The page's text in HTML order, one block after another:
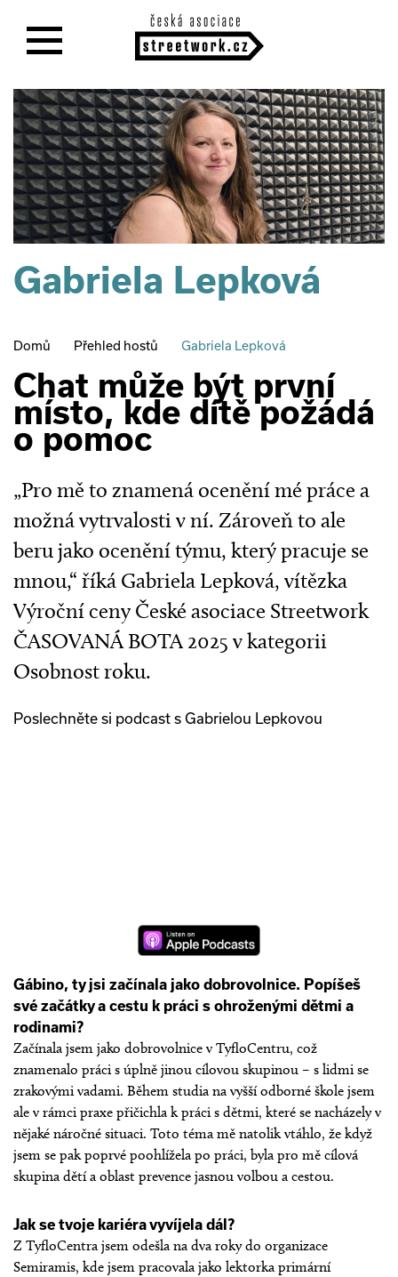
Gabriela Lepková
Domů Přehled hostů Gabriela Lepková
Chat může být první
místo, kde dítě požádá
o pomoc
„Pro mě to znamená ocenění mé práce a
možná vytrvalosti v ní. Zároveň to ale
beru jako ocenění týmu, který pracuje se
mnou,“ říká Gabriela Lepková, vítězka
Výroční ceny České asociace Streetwork
ČASOVANÁ BOTA 2025 v kategorii
Osobnost roku.
Poslechněte si podcast s Gabrielou Lepkovou
Gábino, ty jsi začínala jako dobrovolnice. Popíšeš
své začátky a cestu k práci s ohroženými dětmi a
rodinami?
Začínala jsem jako dobrovolnice v TyfloCentru, což
znamenalo práci s úplně jinou cílovou skupinou – s lidmi se
zrakovými vadami. Během studia na vyšší odborné škole jsem
ale v rámci praxe přičichla k práci s dětmi, které se nacházely v
nějaké náročné situaci. Toto téma mě natolik vtáhlo, že když
jsem se pak poprvé poohlížela po práci, byla pro mě cílová
skupina dětí a oblast prevence jasnou volbou a cestou.
Jak se tvoje kariéra vyvíjela dál?
Z TyfloCentra jsem odešla na dva roky do organizace
Semiramis, kde jsem pracovala jako lektorka primární